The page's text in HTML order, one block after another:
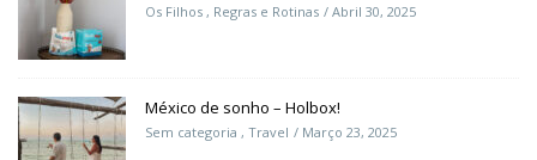
Os Filhos , Regras e Rotinas Abril 30, 2025
México de sonho – Holbox!
Sem categoria , Travel Março 23, 2025